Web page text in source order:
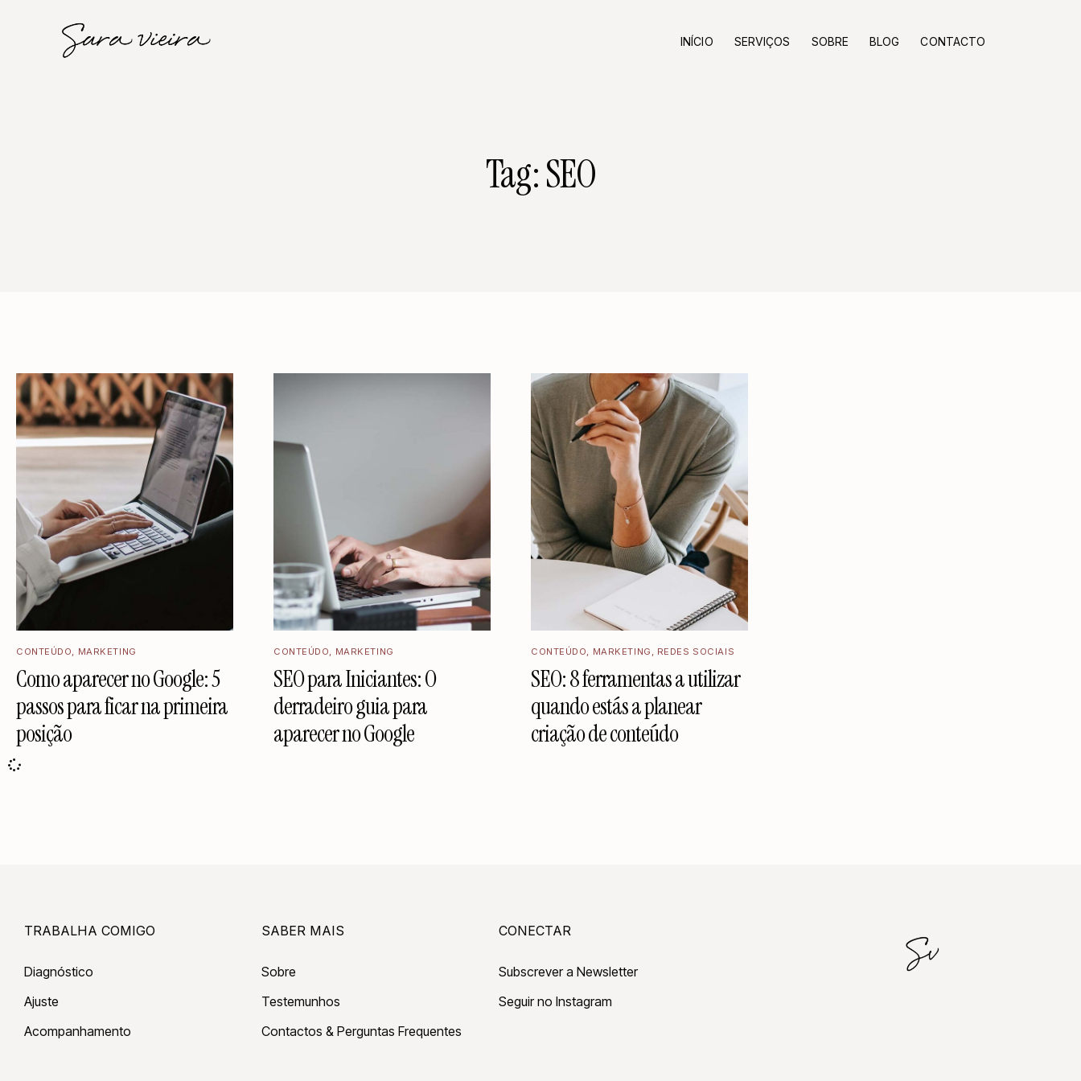
INÍCIO SERVIÇOS SOBRE BLOG CONTACTO
Tag: SEO
CONTEÚDO, MARKETING
Como aparecer no Google: 5
passos para ficar na primeira
posição
CONTEÚDO, MARKETING
SEO para Iniciantes: O
derradeiro guia para
aparecer no Google
CONTEÚDO, MARKETING , REDES SOCIAIS
SEO: 8 ferramentas a utilizar
quando estás a planear
criação de conteúdo
TRABALHA COMIGO
Diagnóstico
Ajuste
Acompanhamento
SABER MAIS
Sobre
Testemunhos
Contactos & Perguntas Frequentes
CONECTAR
Subscrever a Newsletter
Seguir no Instagram